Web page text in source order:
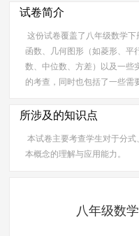
试卷简介
这份试卷覆盖了八年级数学
函数、几何图形（如菱形、平
数、中位数、方差）以及一些
的考查，同时也包括了一些需
所涉及的知识点
本试卷主要考查学生对于分
本概念的理解与应用能力。
八年级数